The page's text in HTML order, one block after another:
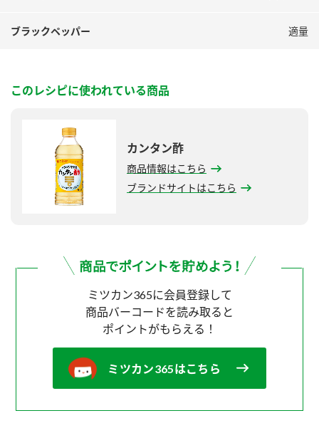
ブラックペッパー 適量
このレシピに使われている商品
カンタン酢
商品情報はこちら
ブランドサイトはこちら
ミツカン365に会員登録して
商品バーコードを読み取ると
ポイントがもらえる！
ミツカン365はこちら